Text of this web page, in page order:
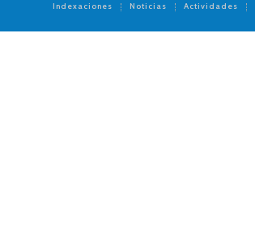
Indexaciones Noticias Actividades